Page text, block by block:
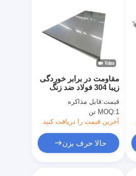
مقاومت در برابر خوردگی
زیبا 304 فولاد ضد زنگ
قیمت:قابل مذاکره
MOQ:1 تن
آخرین قیمت را دریافت کنید
حالا حرف بزن